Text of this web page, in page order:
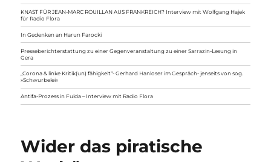
KNAST FÜR JEAN-MARC ROUILLAN AUS FRANKREICH? Interview mit Wolfgang Hajek
für Radio Flora
In Gedenken an Harun Farocki
Presseberichterstattung zu einer Gegenveranstaltung zu einer Sarrazin-Lesung in
Gera
„Corona & linke Kritik(un) fähigkeit“- Gerhard Hanloser im Gespräch- jenseits von sog.
»Schwurbelei«
Antifa-Prozess in Fulda – Interview mit Radio Flora
Wider das piratische